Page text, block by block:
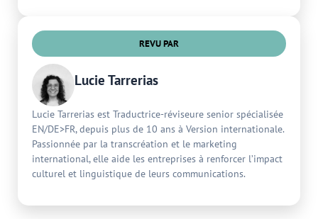
REVU PAR
Lucie Tarrerias
Lucie Tarrerias est Traductrice-réviseure senior spécialisée
EN/DE>FR, depuis plus de 10 ans à Version internationale.
Passionnée par la transcréation et le marketing
international, elle aide les entreprises à renforcer l’impact
culturel et linguistique de leurs communications.